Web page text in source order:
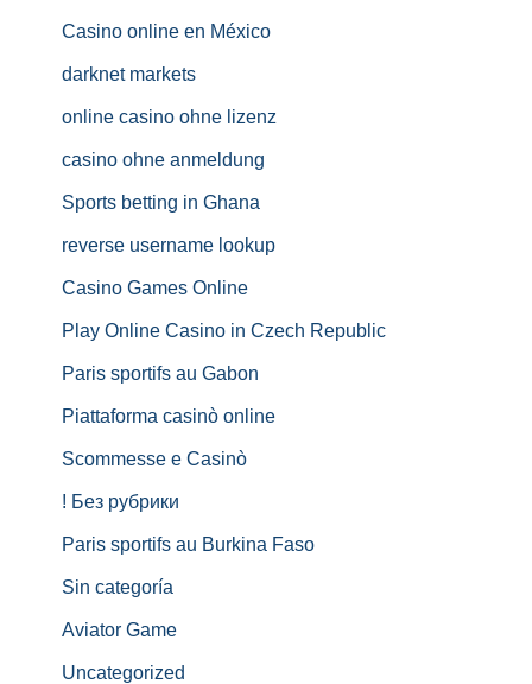
Casino online en México
darknet markets
online casino ohne lizenz
casino ohne anmeldung
Sports betting in Ghana
reverse username lookup
Casino Games Online
Play Online Casino in Czech Republic
Paris sportifs au Gabon
Piattaforma casinò online
Scommesse e Casinò
! Без рубрики
Paris sportifs au Burkina Faso
Sin categoría
Aviator Game
Uncategorized